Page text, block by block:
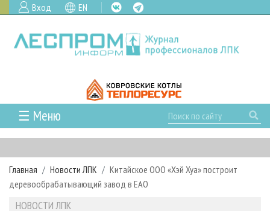
Вход EN
☰ Меню
ГЛАВНАЯ
РУБРИКИ И ТЕМЫ
РУБРИКИ ЖУРНАЛА
НОВОСТИ
ПРОЕКТЫ ЛПИ
Главная Новости ЛПК
Китайское ООО «Хэй Хуа» построит
деревообрабатывающий завод в ЕАО
НОВОСТИ ЛПК